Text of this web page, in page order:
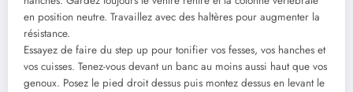
en position neutre. Travaillez avec des haltères pour augmenter la
résistance.
Essayez de faire du step up pour tonifier vos fesses, vos hanches et
vos cuisses. Tenez-vous devant un banc au moins aussi haut que vos
genoux. Posez le pied droit dessus puis montez dessus en levant le